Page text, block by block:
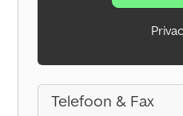
Telefoon & Fax